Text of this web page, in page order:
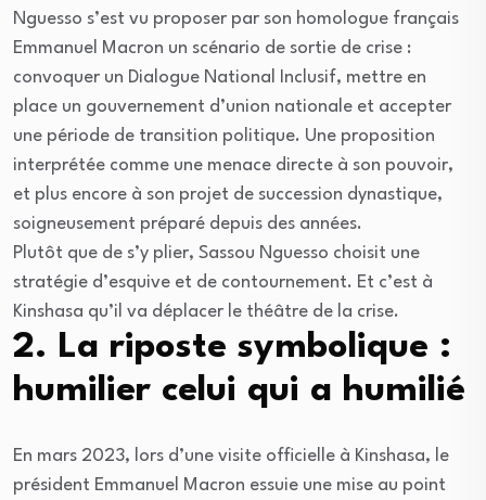
Nguesso s’est vu proposer par son homologue français
Emmanuel Macron un scénario de sortie de crise :
convoquer un Dialogue National Inclusif, mettre en
place un gouvernement d’union nationale et accepter
une période de transition politique. Une proposition
interprétée comme une menace directe à son pouvoir,
et plus encore à son projet de succession dynastique,
soigneusement préparé depuis des années.
Plutôt que de s’y plier, Sassou Nguesso choisit une
stratégie d’esquive et de contournement. Et c’est à
Kinshasa qu’il va déplacer le théâtre de la crise.
2. La riposte symbolique :
humilier celui qui a humilié
En mars 2023, lors d’une visite officielle à Kinshasa, le
président Emmanuel Macron essuie une mise au point